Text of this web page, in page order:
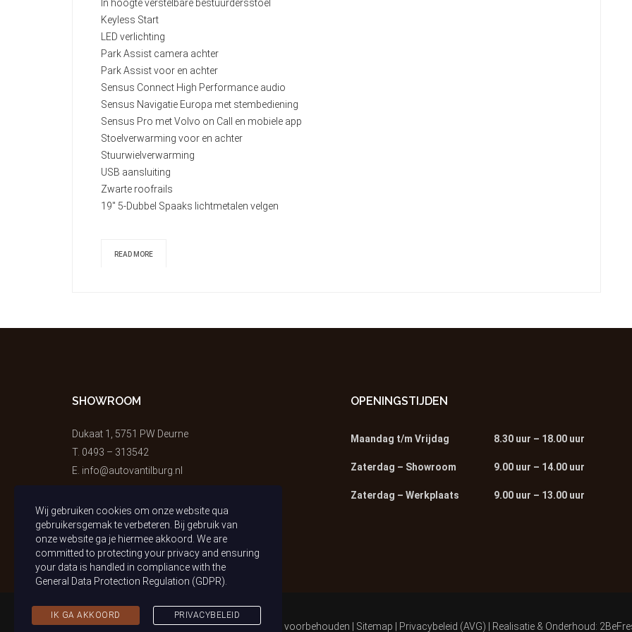
In hoogte verstelbare bestuurdersstoel
Keyless Start
LED verlichting
Park Assist camera achter
Park Assist voor en achter
Sensus Connect High Performance audio
Sensus Navigatie Europa met stembediening
Sensus Pro met Volvo on Call en mobiele app
Stoelverwarming voor en achter
Stuurwielverwarming
USB aansluiting
Zwarte roofrails
19" 5-Dubbel Spaaks lichtmetalen velgen
READ MORE
SHOWROOM
Dukaat 1, 5751 PW Deurne
T. 0493 – 313542
E. info@autovantilburg.nl
OPENINGSTIJDEN
Maandag t/m Vrijdag 8.30 uur – 18.00 uur
Zaterdag – Showroom 9.00 uur – 14.00 uur
Zaterdag – Werkplaats 9.00 uur – 13.00 uur
Copyright © 2021 Auto van Tilburg | Alle rechten voorbehouden | Sitemap Privacybeleid (AVG) | Realisatie & Onderhoud:
Wij gebruiken cookies om onze website qua
gebruikersgemak te verbeteren. Bij gebruik van
onze website ga je hiermee akkoord. We are
committed to protecting your privacy and ensuring
your data is handled in compliance with the
General Data Protection Regulation (GDPR)
IK GA AKKOORD PRIVACYBELEID